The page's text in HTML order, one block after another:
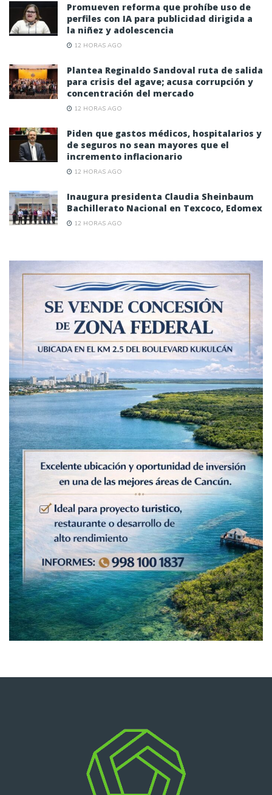
Promueven reforma que prohíbe uso de
perfiles con IA para publicidad dirigida a
la niñez y adolescencia
12 HORAS AGO
Plantea Reginaldo Sandoval ruta de salida
para crisis del agave; acusa corrupción y
concentración del mercado
12 HORAS AGO
Piden que gastos médicos, hospitalarios y
de seguros no sean mayores que el
incremento inflacionario
12 HORAS AGO
Inaugura presidenta Claudia Sheinbaum
Bachillerato Nacional en Texcoco, Edomex
12 HORAS AGO